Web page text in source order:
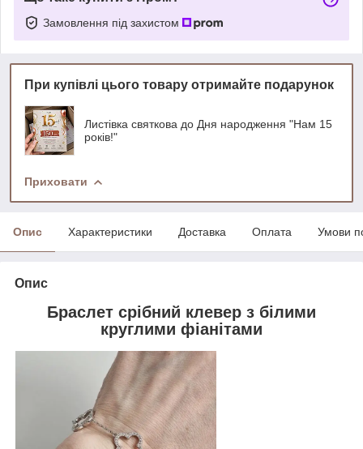
Замовлення під захистом
При купівлі цього товару отримайте подарунок
Листівка святкова до Дня народження "Нам 15
років!"
Приховати
Опис Характеристики Доставка Оплата Умови
Опис
Браслет срібний клевер з білими
круглими фіанітами